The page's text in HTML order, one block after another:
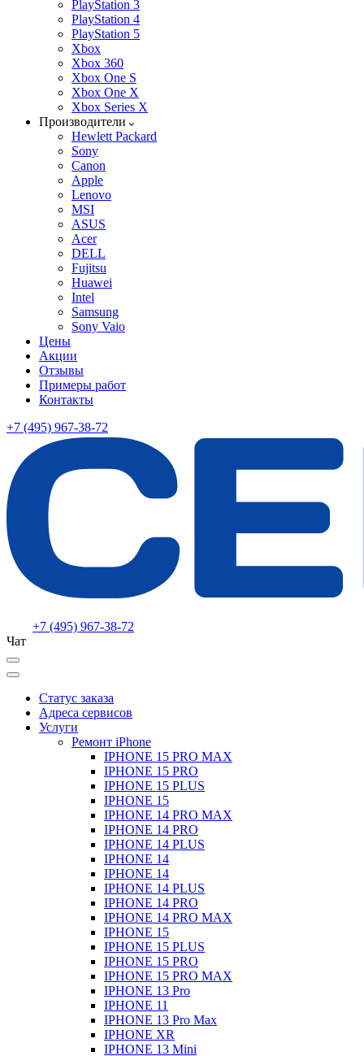
PlayStation 3
PlayStation 4
PlayStation 5
Xbox
Xbox 360
Xbox One S
Xbox One X
Xbox Series X
Производители
Hewlett Packard
Sony
Canon
Apple
Lenovo
MSI
ASUS
Acer
DELL
Fujitsu
Huawei
Intel
Samsung
Sony Vaio
Цены
Акции
Отзывы
Примеры работ
Контакты
+7 (495) 967-38-72
+7 (495) 967-38-72
Чат
Статус заказа
Адреса сервисов
Услуги
Ремонт iPhone
IPHONE 15 PRO MAX
IPHONE 15 PRO
IPHONE 15 PLUS
IPHONE 15
IPHONE 14 PRO MAX
IPHONE 14 PRO
IPHONE 14 PLUS
IPHONE 14
IPHONE 14
IPHONE 14 PLUS
IPHONE 14 PRO
IPHONE 14 PRO MAX
IPHONE 15
IPHONE 15 PLUS
IPHONE 15 PRO
IPHONE 15 PRO MAX
IPHONE 13 Pro
IPHONE 11
IPHONE 13 Pro Max
IPHONE XR
IPHONE 13 Mini